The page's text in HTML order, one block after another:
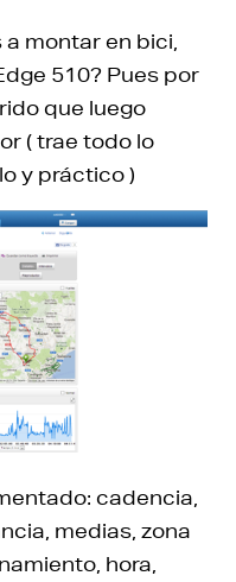
montar en bici,
510? Pues por
que luego
( trae todo lo
y práctico )
cadencia,
medias, zona
hora,